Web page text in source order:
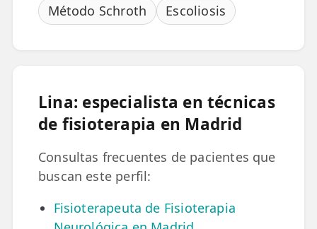
✨ Drenaje Linfático Manual
LESIONES
FRECUENTES
Rotura Fibrilar
Dolor de Cabeza
Trocanteritis
Hernia Discal
Método Schroth
Escoliosis
Lina: especialista en técnicas
de fisioterapia en Madrid
Consultas frecuentes de pacientes que
buscan este perfil:
Fisioterapeuta de Fisioterapia